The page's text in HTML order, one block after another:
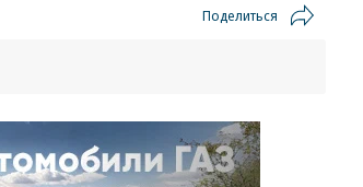
Поделиться